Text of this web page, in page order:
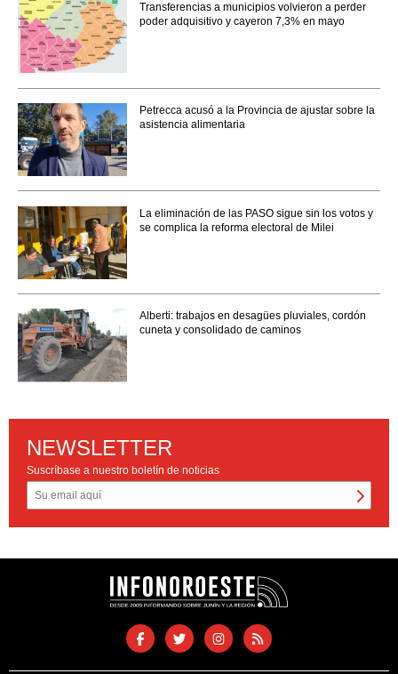
Transferencias a municipios volvieron a perder
poder adquisitivo y cayeron 7,3% en mayo
Petrecca acusó a la Provincia de ajustar sobre la
asistencia alimentaria
La eliminación de las PASO sigue sin los votos y
se complica la reforma electoral de Milei
Alberti: trabajos en desagües pluviales, cordón
cuneta y consolidado de caminos
NEWSLETTER
Suscríbase a nuestro boletín de noticias